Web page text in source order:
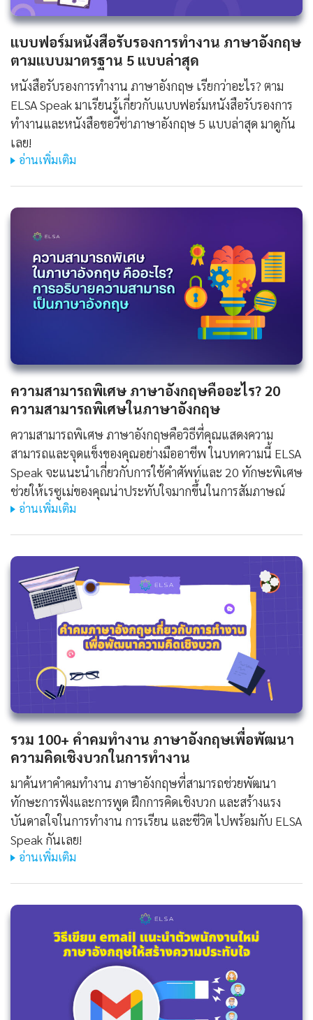
แบบฟอร์มหนังสือรับรองการทํางาน ภาษาอังกฤษ
ตามแบบมาตรฐาน 5 แบบล่าสุด
หนังสือรับรองการทํางาน ภาษาอังกฤษ เรียกว่าอะไร? ตาม
ELSA Speak มาเรียนรู้เกี่ยวกับแบบฟอร์มหนังสือรับรองการ
ทำงานและหนังสือขอวีซ่าภาษาอังกฤษ 5 แบบล่าสุด มาดูกัน
เลย!
อ่านเพิ่มเติม
ความสามารถพิเศษ ภาษาอังกฤษคืออะไร? 20
ความสามารถพิเศษในภาษาอังกฤษ
ความสามารถพิเศษ ภาษาอังกฤษคือวิธีที่คุณแสดงความ
สามารถและจุดแข็งของคุณอย่างมืออาชีพ ในบทความนี้ ELSA
Speak จะแนะนำเกี่ยวกับการใช้คำศัพท์และ 20 ทักษะพิเศษ
ช่วยให้เรซูเม่ของคุณน่าประทับใจมากขึ้นในการสัมภาษณ์
อ่านเพิ่มเติม
รวม 100+ คําคมทํางาน ภาษาอังกฤษเพื่อพัฒนา
ความคิดเชิงบวกในการทำงาน
มาค้นหาคําคมทํางาน ภาษาอังกฤษที่สามารถช่วยพัฒนา
ทักษะการฟังและการพูด ฝึกการคิดเชิงบวก และสร้างแรง
บันดาลใจในการทำงาน การเรียน และชีวิต ไปพร้อมกับ ELSA
Speak กันเลย!
อ่านเพิ่มเติม